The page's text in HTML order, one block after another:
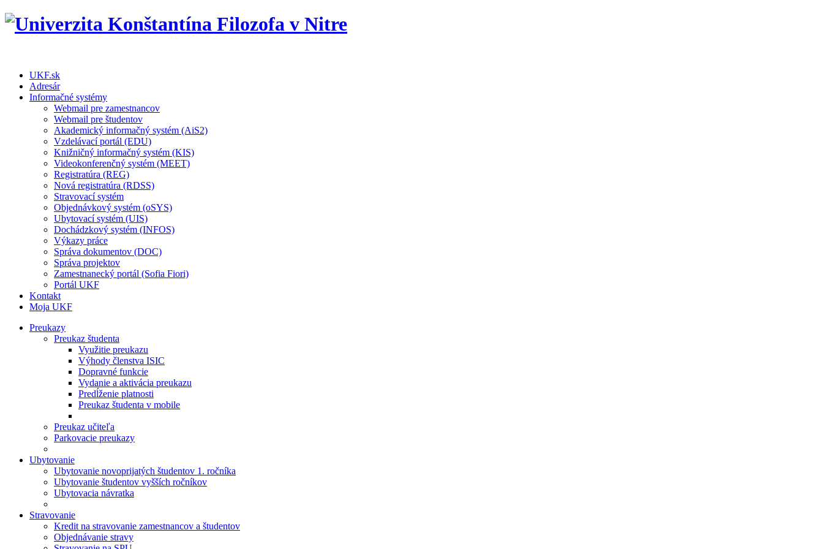
UKF.sk
Adresár
Informačné systémy
Webmail pre zamestnancov
Webmail pre študentov
Akademický informačný systém (AiS2)
Vzdelávací portál (EDU)
Knižničný informačný systém (KIS)
Videokonferenčný systém (MEET)
Registratúra (REG)
Nová registratúra (RDSS)
Stravovací systém
Objednávkový systém (oSYS)
Ubytovací systém (UIS)
Dochádzkový systém (INFOS)
Výkazy práce
Správa dokumentov (DOC)
Správa projektov
Zamestnanecký portál (Sofia Fiori)
Portál UKF
Kontakt
Moja UKF
Preukazy
Preukaz študenta
Využitie preukazu
Výhody členstva ISIC
Dopravné funkcie
Vydanie a aktivácia preukazu
Predĺženie platnosti
Preukaz študenta v mobile
Preukaz učiteľa
Parkovacie preukazy
Ubytovanie
Ubytovanie novoprijatých študentov 1. ročníka
Ubytovanie študentov vyšších ročníkov
Ubytovacia návratka
Stravovanie
Kredit na stravovanie zamestnancov a študentov
Objednávanie stravy